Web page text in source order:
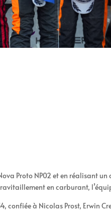
Proto NP02 et en réalisant
en carburant,
confiée à Nicolas Prost, Erwin